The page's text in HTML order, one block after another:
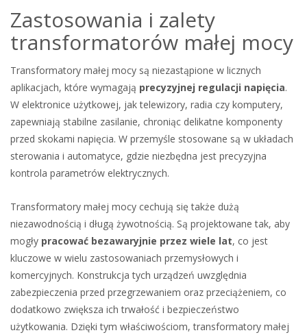
Zastosowania i zalety
transformatorów małej mocy
Transformatory małej mocy są niezastąpione w licznych
aplikacjach, które wymagają precyzyjnej regulacji napięcia.
W elektronice użytkowej, jak telewizory, radia czy komputery,
zapewniają stabilne zasilanie, chroniąc delikatne komponenty
przed skokami napięcia. W przemyśle stosowane są w układach
sterowania i automatyce, gdzie niezbędna jest precyzyjna
kontrola parametrów elektrycznych.
Transformatory małej mocy cechują się także dużą
niezawodnością i długą żywotnością. Są projektowane tak, aby
mogły pracować bezawaryjnie przez wiele lat, co jest
kluczowe w wielu zastosowaniach przemysłowych i
komercyjnych. Konstrukcja tych urządzeń uwzględnia
zabezpieczenia przed przegrzewaniem oraz przeciążeniem, co
dodatkowo zwiększa ich trwałość i bezpieczeństwo
użytkowania. Dzięki tym właściwościom, transformatory małej